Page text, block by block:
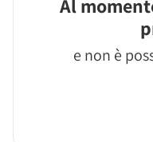
Al
e non è